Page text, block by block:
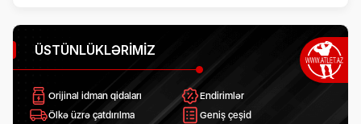
ÜSTÜNLÜKLƏRIMIZ
Orijinal idman qidaları
Endirimlər
Ölkə üzrə çatdırılma
Geniş çeşid